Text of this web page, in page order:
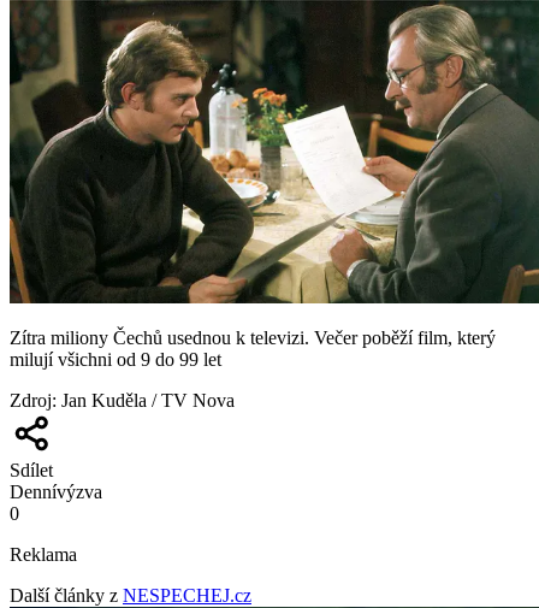
Zítra miliony Čechů usednou k televizi. Večer poběží film, který
milují všichni od 9 do 99 let
Zdroj: Jan Kuděla / TV Nova
Sdílet
Dennívýzva
0
Reklama
Další články z NESPECHEJ.cz